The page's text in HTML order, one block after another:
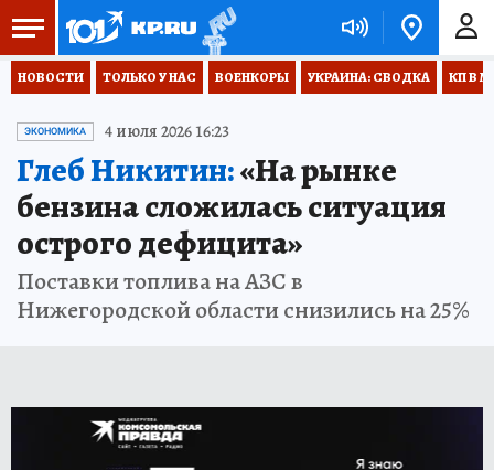
НОВОСТИ ТОЛЬКО У НАС ВОЕНКОРЫ УКРАИНА: СВОДКА КП В
ЭКОНОМИКА 4 июля 2026 16:23
Глеб Никитин:«На рынке
бензина сложилась ситуация
острого дефицита»
Поставки топлива на АЗС в
Нижегородской области снизились на 25%